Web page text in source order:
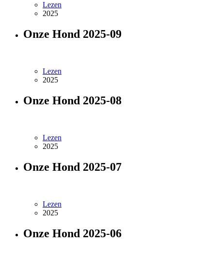
Lezen
2025
Onze Hond 2025-09
Lezen
2025
Onze Hond 2025-08
Lezen
2025
Onze Hond 2025-07
Lezen
2025
Onze Hond 2025-06